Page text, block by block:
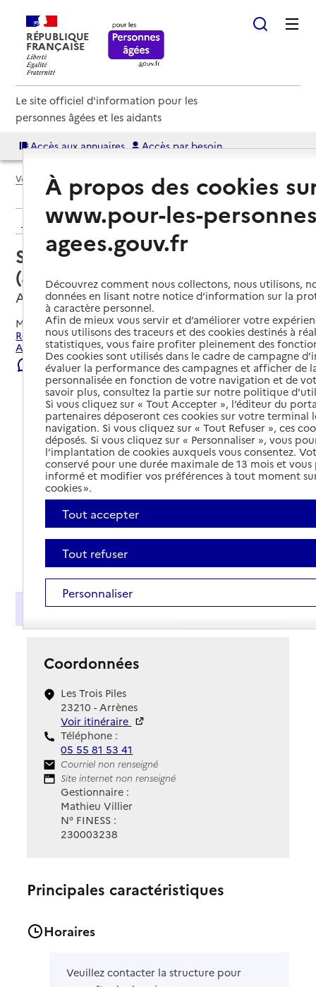
RÉPUBLIQUE
FRANÇAISE
Le site officiel d'information pour les
personnes âgées et les aidants
Accès aux annuaires Accès par besoin
Voir le fil d’Ariane
Retour aux résultats de l'annuaire
Service autonomie à domicile
(aide) – Joie de vivre
Arrènes, CREUSE
Mis à jour le22/07/2026
Rechercher les établissements et services autour de
Arrènes.
Signaler une erreur
Présentation
Coordonnées
Les Trois Piles
23210 - Arrènes
Voir itinéraire
Téléphone :
05 55 81 53 41
Contact
Courriel non renseigné
Site Internet
Site internet non renseigné
Gestionnaire :
Mathieu Villier
N° FINESS :
230003238
Principales caractéristiques
Horaires
Veuillez contacter la structure pour
À propos des cookies
www.pour-les-
agees.gouv.fr
Découvrez comment nous collectons, nous utilisons,
données en lisant notre notice d’information sur la
à caractère personnel.
Afin de mieux vous servir et d’améliorer votre
nous utilisons des traceurs et des cookies destinés à
statistiques, vous faire profiter pleinement des
Des cookies sont utilisés dans le cadre de campagne
évaluer la performance des campagnes et afficher de
personnalisée en fonction de votre navigation et de
savoir plus, consultez la partie sur notre politique
Si vous cliquez sur « Tout Accepter », l’éditeur du
partenaires déposeront ces cookies sur votre terminal
navigation. Si vous cliquez sur « Tout Refuser », ces
déposés. Si vous cliquez sur « Personnaliser », vous
l’implantation de cookies auxquels vous consentez.
conservé pour une durée maximale de 13 mois et
informé et modifier vos préférences à tout moment
cookies ».
Tout accepter
Tout refuser
Personnaliser